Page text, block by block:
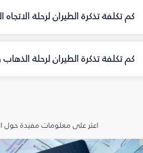
كم تكلفة تذكرة الطيران لرحلة
كم تكلفة تذكرة الطيران لرحلة
اعثر على معلومات مفيدة حول